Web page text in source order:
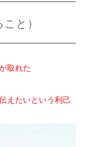
と）
取れた
えたいという利己